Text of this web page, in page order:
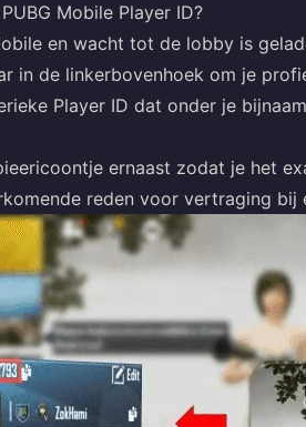
Mobile Player ID?
en wacht tot de lobby is
in de linkerbovenhoek om je
Player ID dat onder je
ernaast zodat je het
reden voor vertraging bij